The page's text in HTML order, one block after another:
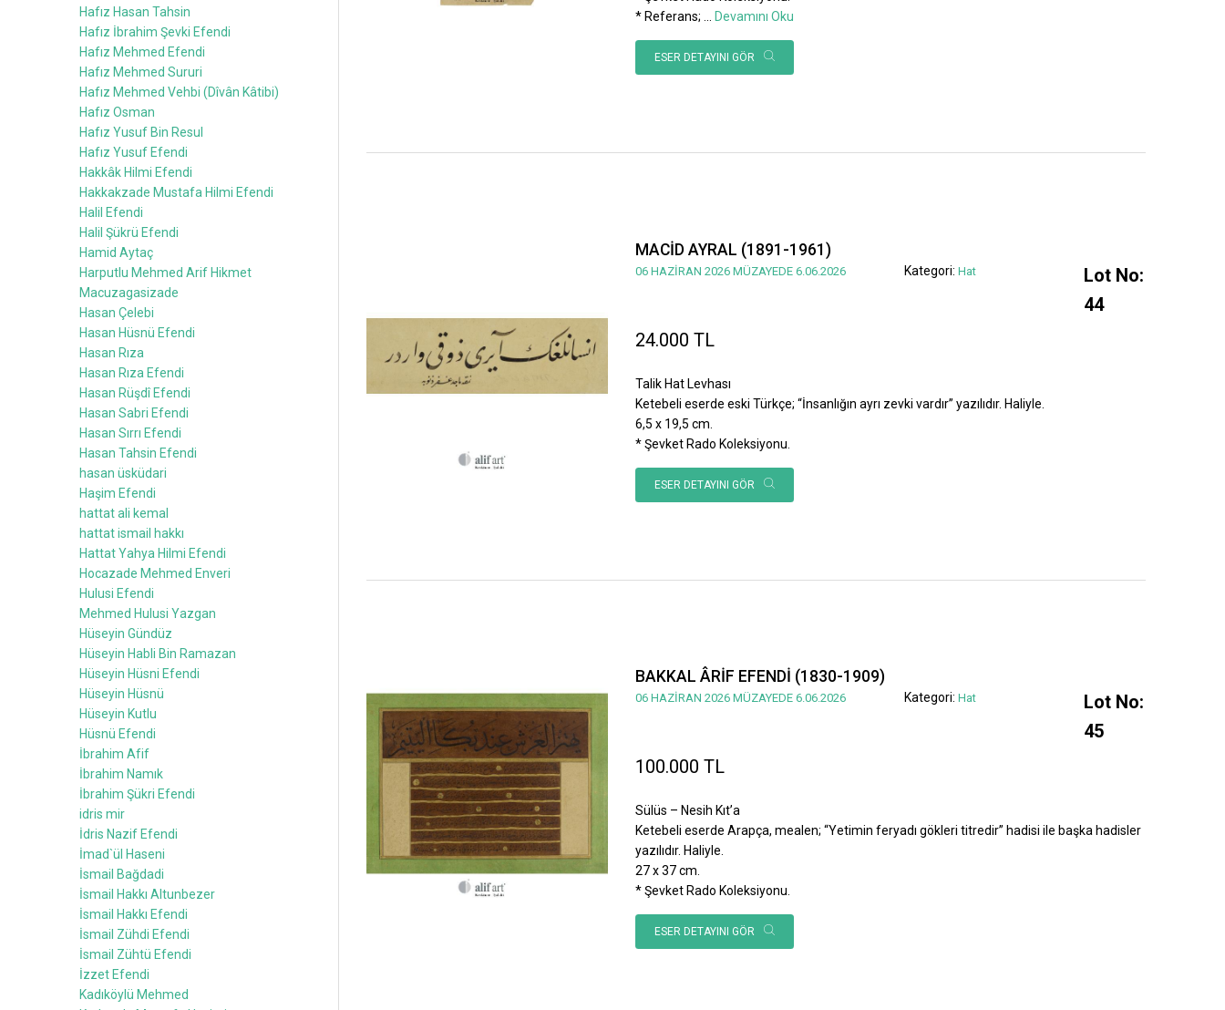
* Referans; ... Devamını Oku
ESER DETAYINI GÖR
MACİD AYRAL (1891-1961)
06 HAZİRAN 2026 MÜZAYEDE 6.06.2026 Kategori: Hat
Lot No:
44
24.000 TL
Talik Hat Levhası
Ketebeli eserde eski Türkçe; “İnsanlığın ayrı zevki vardır” yazılıdır. Haliyle.
6,5 x 19,5 cm.
* Şevket Rado Koleksiyonu.
ESER DETAYINI GÖR
BAKKAL ÂRİF EFENDİ (1830-1909)
06 HAZİRAN 2026 MÜZAYEDE 6.06.2026 Kategori: Hat
Lot No:
45
100.000 TL
Sülüs – Nesih Kıt’a
Ketebeli eserde Arapça, mealen; “Yetimin feryadı gökleri titredir” hadisi ile başka hadisler
yazılıdır. Haliyle.
27 x 37 cm.
* Şevket Rado Koleksiyonu.
ESER DETAYINI GÖR
Hafız Hasan Tahsin
Hafız İbrahim Şevki Efendi
Hafız Mehmed Efendi
Hafız Mehmed Sururi
Hafız Mehmed Vehbi (Dîvân Kâtibi)
Hafız Osman
Hafız Yusuf Bin Resul
Hafız Yusuf Efendi
Hakkâk Hilmi Efendi
Hakkakzade Mustafa Hilmi Efendi
Halil Efendi
Halil Şükrü Efendi
Hamid Aytaç
Harputlu Mehmed Arif Hikmet
Macuzagasizade
Hasan Çelebi
Hasan Hüsnü Efendi
Hasan Rıza
Hasan Rıza Efendi
Hasan Rüşdî Efendi
Hasan Sabri Efendi
Hasan Sırrı Efendi
Hasan Tahsin Efendi
hasan üsküdari
Haşim Efendi
hattat ali kemal
hattat ismail hakkı
Hattat Yahya Hilmi Efendi
Hocazade Mehmed Enveri
Hulusi Efendi
Mehmed Hulusi Yazgan
Hüseyin Gündüz
Hüseyin Habli Bin Ramazan
Hüseyin Hüsni Efendi
Hüseyin Hüsnü
Hüseyin Kutlu
Hüsnü Efendi
İbrahim Afif
İbrahim Namık
İbrahim Şükri Efendi
idris mir
İdris Nazif Efendi
İmad`ül Haseni
İsmail Bağdadi
İsmail Hakkı Altunbezer
İsmail Hakkı Efendi
İsmail Zühdi Efendi
İsmail Zühtü Efendi
İzzet Efendi
Kadıköylü Mehmed